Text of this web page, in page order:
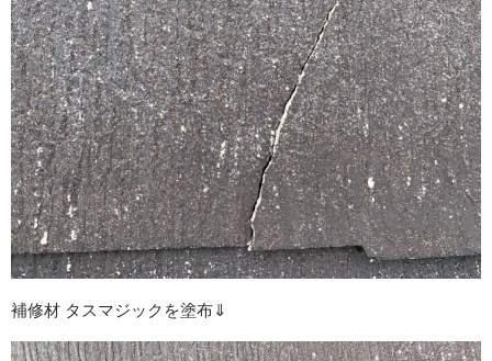
補修材 タスマジックを塗布⇓